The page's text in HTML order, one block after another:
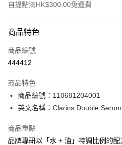
自提點滿HK$300.00免運費
信用卡
Apple Pay
PayMe
WeChat Pay
BoC Pay
商品特色
商品編號
444412
商品特色
商品編號：110681204001
英文名稱：Clarins Double
商品重點
品牌專研以「水 + 油」特調比例的